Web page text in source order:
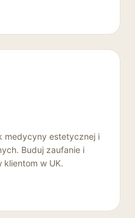
medycyny estetycznej i
Buduj zaufanie i
w UK.